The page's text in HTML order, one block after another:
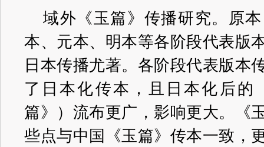
域外《玉篇》传播研究。原
本、元本、明本等各阶段代表版
日本传播尤著。各阶段代表版本
了日本化传本，且日本化后的
篇》）流布更广，影响更大。《
些点与中国《玉篇》传本一致，